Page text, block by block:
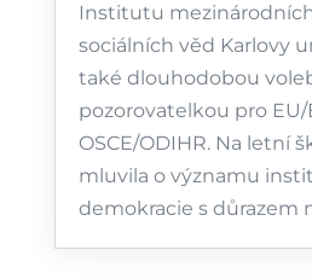
Institutu
sociálních věd Karlovy
také dlouhodobou
pozorovatelkou pro EU/
OSCE/ODIHR. Na letní
mluvila o významu
demokracie s důrazem